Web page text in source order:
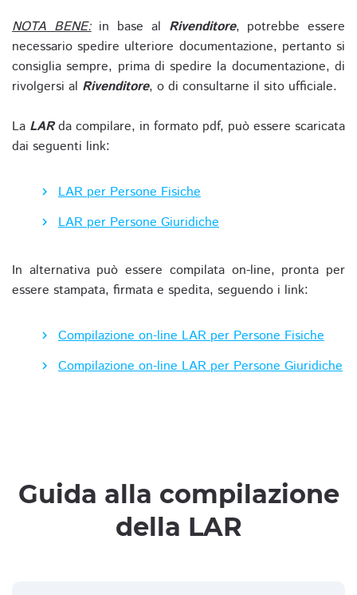
NOTA BENE:in base al Rivenditore, potrebbe essere
necessario spedire ulteriore documentazione, pertanto si
consiglia sempre, prima di spedire la documentazione, di
rivolgersi al Rivenditore, o di consultarne il sito ufficiale.
La LARda compilare, in formato pdf, può essere scaricata
dai seguenti link:
LAR per Persone Fisiche
LAR per Persone Giuridiche
In alternativa può essere compilata on-line, pronta per
essere stampata, firmata e spedita, seguendo i link:
Compilazione on-line LAR per Persone Fisiche
Compilazione on-line LAR per Persone Giuridiche
Guida alla compilazione
della LAR